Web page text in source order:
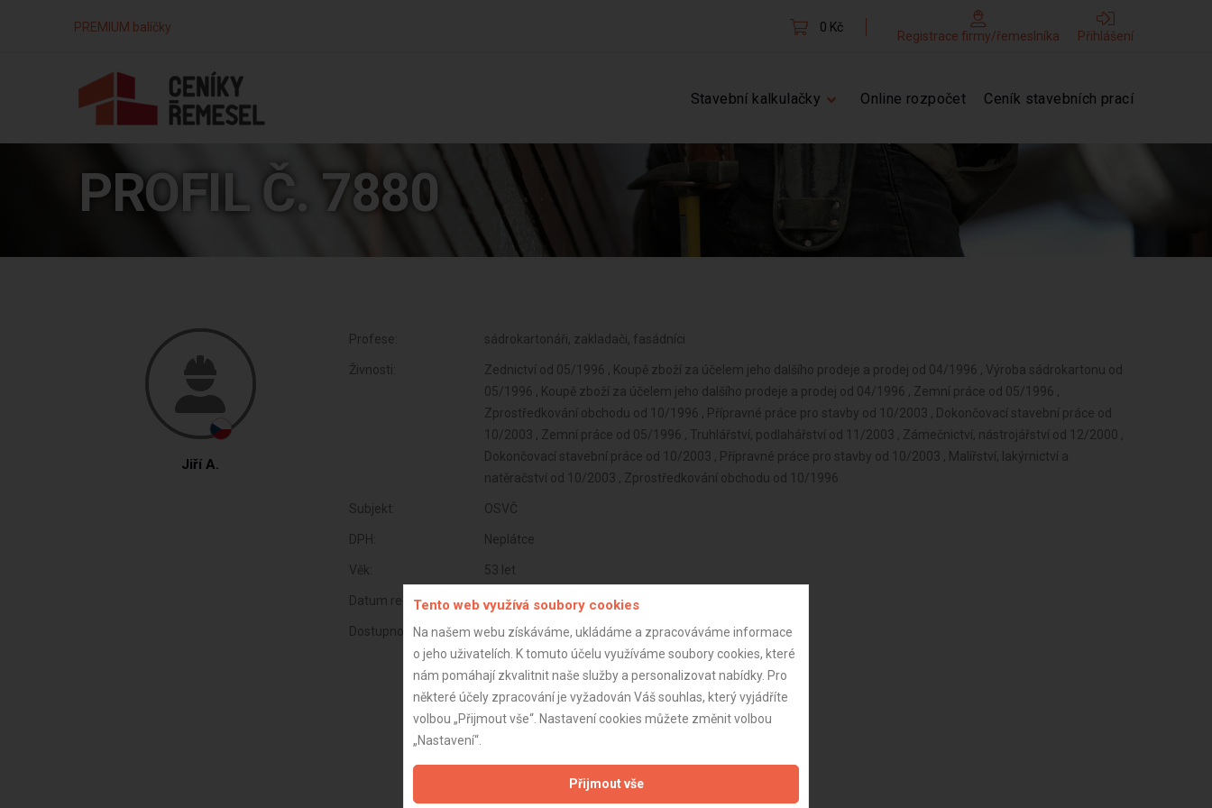
PREMIUM balíčky 0 Kč
Registrace firmy/řemeslníka Přihlášení
Stavební kalkulačky Online rozpočet Ceník stavebních prací
PROFIL Č. 7880
Jiří A.
Profese: sádrokartonáři, zakladači, fasádníci
Živnosti:
Zednictví od 05/1996 , Koupě zboží za účelem jeho dalšího prodeje a prodej od 04/1996 , Výroba sádrokartonu od
05/1996 , Koupě zboží za účelem jeho dalšího prodeje a prodej od 04/1996 , Zemní práce od 05/1996 ,
Zprostředkování obchodu od 10/1996 , Přípravné práce pro stavby od 10/2003 , Dokončovací stavební práce od
10/2003 , Zemní práce od 05/1996 , Truhlářství, podlahářství od 11/2003 , Zámečnictví, nástrojářství od 12/2000 ,
Dokončovací stavební práce od 10/2003 , Přípravné práce pro stavby od 10/2003 , Malířství, lakýrnictví a
natěračství od 10/2003 , Zprostředkování obchodu od 10/1996
Subjekt: OSVČ
DPH: Neplátce
Věk: 53 let
Datum registrace: 24.2.2025
Dostupnost:
Tento web využívá soubory cookies
Na našem webu získáváme, ukládáme a zpracováváme informace
o jeho uživatelích. K tomuto účelu využíváme soubory cookies, které
nám pomáhají zkvalitnit naše služby a personalizovat nabídky. Pro
některé účely zpracování je vyžadován Váš souhlas, který vyjádříte
volbou „Přijmout vše“. Nastavení cookies můžete změnit volbou
„Nastavení“.
Přijmout vše